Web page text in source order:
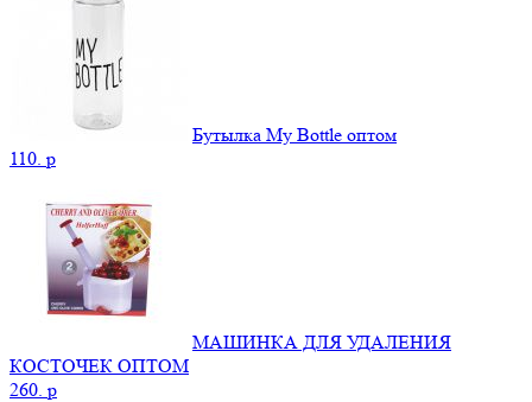
Бутылка My Bottle оптом
110. p
МАШИНКА ДЛЯ УДАЛЕНИЯ
КОСТОЧЕК ОПТОМ
260. p